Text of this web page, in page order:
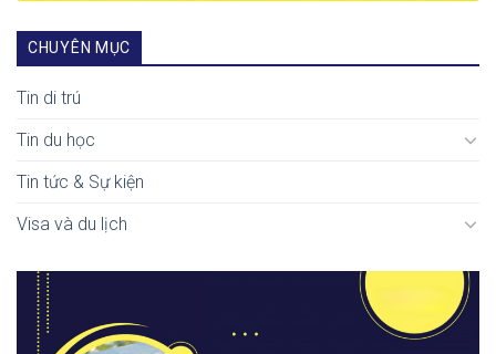
CHUYÊN MỤC
Tin di trú
Tin du học
Tin tức & Sự kiện
Visa và du lịch